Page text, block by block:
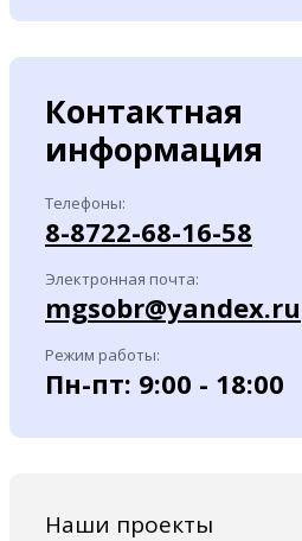
Контактная
информация
Телефоны:
8-8722-68-16-58
Электронная почта:
mgsobr@yandex.ru
Режим работы:
Пн-пт: 9:00 - 18:00
Наши проекты